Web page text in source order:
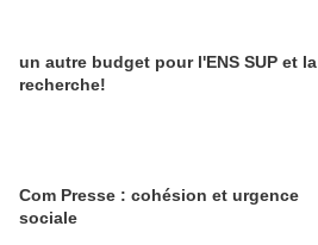
un autre budget pour l'ENS SUP et la
recherche!
Com Presse : cohésion et urgence
sociale